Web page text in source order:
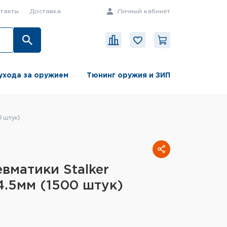
Доставка Личный кабинет
за оружием Тюнинг оружия и ЗИП
штук)
Stalker
(1500 штук)